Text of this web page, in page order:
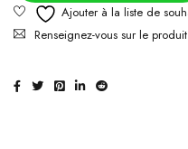
Renseignez-vous sur le produit